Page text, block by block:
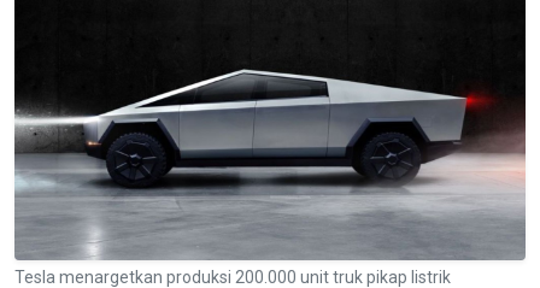
Tesla menargetkan produksi 200.000 unit truk pikap listrik